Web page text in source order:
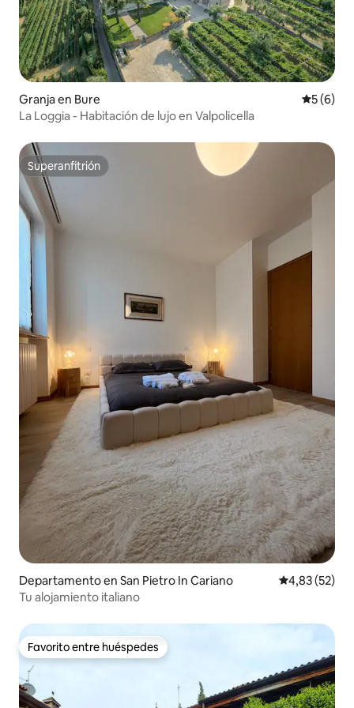
Granja en Bure
5 (6)
La Loggia - Habitación de lujo en Valpolicella
Superanfitrión
Superanfitrión
Departamento en San Pietro In Cariano Calificación
4,83 (52)
Tu alojamiento italiano
Favorito entre huéspedes
Favorito entre huéspedes